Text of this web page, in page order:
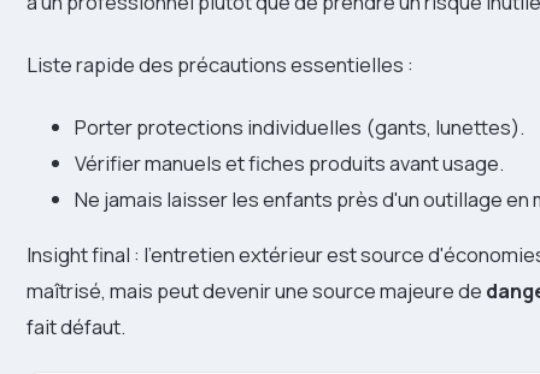
Liste rapide des précautions essentielles :
Porter protections individuelles (gants, lunettes).
Vérifier manuels et fiches produits avant usage.
Ne jamais laisser les enfants près d'un outillage en
Insight final : l'entretien extérieur est source
maîtrisé, mais peut devenir une source majeure de
fait défaut.